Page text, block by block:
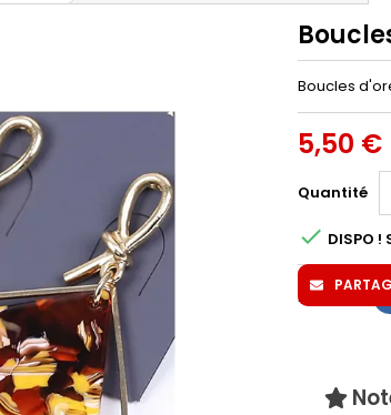
Boucles
5,50 €
Quantité
 DISPO !
Partager